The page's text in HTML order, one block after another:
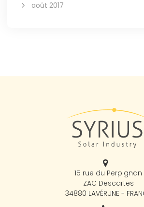
août 2017
15 rue du Perpignan
ZAC Descartes
34880 LAVÉRUNE -